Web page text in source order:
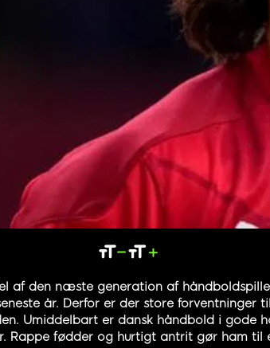
af den næste generation af
år. Derfor er der store forventninger
Umiddelbart er dansk håndbold i gode
Rappe fødder og hurtigt antrit gør ham til